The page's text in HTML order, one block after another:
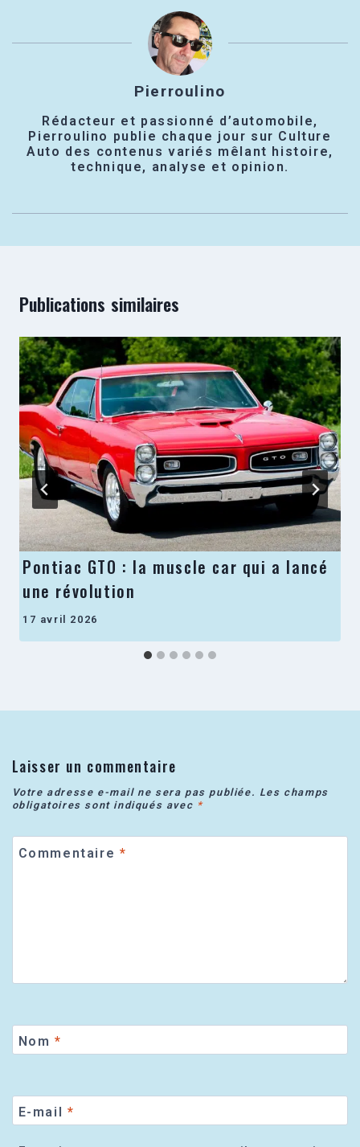
Pierroulino
Rédacteur et passionné d’automobile,
Pierroulino publie chaque jour sur Culture
Auto des contenus variés mêlant histoire,
technique, analyse et opinion.
Publications similaires
Pontiac GTO : la muscle car qui a lancé
une révolution
17 avril 2026
Laisser un commentaire
Votre adresse e-mail ne sera pas publiée. Les champs
obligatoires sont indiqués avec *
Commentaire *
Nom *
E-mail *